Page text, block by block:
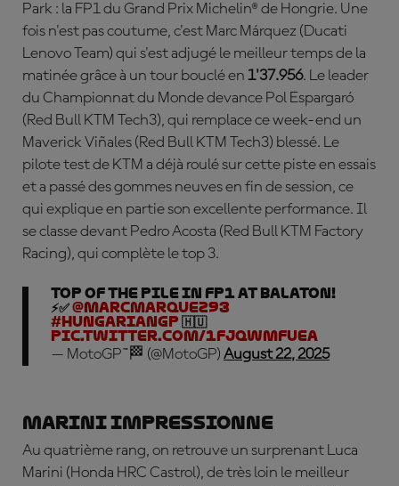
Park : la FP1 du Grand Prix Michelin® de Hongrie. Une
fois n'est pas coutume, c'est Marc Márquez (Ducati
Lenovo Team) qui s'est adjugé le meilleur temps de la
matinée grâce à un tour bouclé en 1'37.956. Le leader
du Championnat du Monde devance Pol Espargaró
(Red Bull KTM Tech3), qui remplace ce week-end un
Maverick Viñales (Red Bull KTM Tech3) blessé. Le
pilote test de KTM a déjà roulé sur cette piste en essais
et a passé des gommes neuves en fin de session, ce
qui explique en partie son excellente performance. Il
se classe devant Pedro Acosta (Red Bull KTM Factory
Racing), qui complète le top 3.
Top of the pile in FP1 at Balaton!
⚡✅@marcmarquez93
#HungarianGP 🇭🇺
pic.twitter.com/1fJQwmFuEa
— MotoGP™🏁 (@MotoGP) August 22, 2025
Marini impressionne
Au quatrième rang, on retrouve un surprenant Luca
Marini (Honda HRC Castrol), de très loin le meilleur